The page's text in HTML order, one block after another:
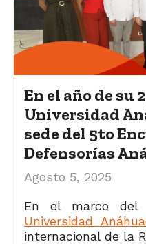
En el año de su
Universidad
sede del 5to
Defensorías
Agosto 5, 2025
En el marco del
Universidad
internacional de la